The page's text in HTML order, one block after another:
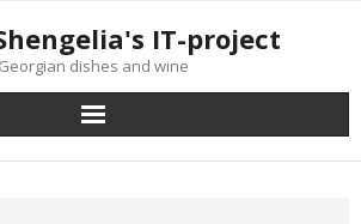
IT-project
Georgian dishes and wine